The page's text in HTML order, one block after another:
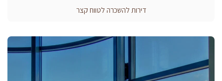
דירות להשכרה לטווח קצר